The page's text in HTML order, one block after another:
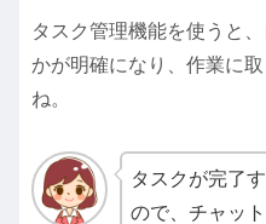
タスク管理機能を使うと
かが明確になり、作業に
ね。
タスクが完了
ので、チャッ